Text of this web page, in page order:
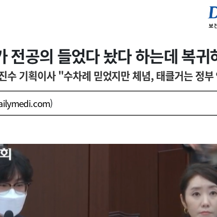
전공의 들었다 놨다 하는데 복
수 기획이사 "수차례 믿었지만 체념, 태클거는 정
)